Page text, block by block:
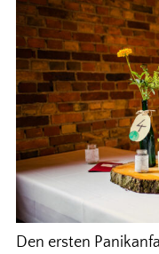
Den ersten